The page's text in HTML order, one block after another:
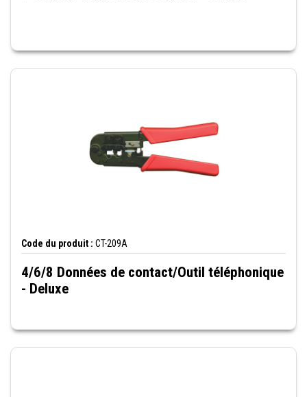
Code du produit : CT-209A
4/6/8 Données de contact/Outil téléphonique
- Deluxe